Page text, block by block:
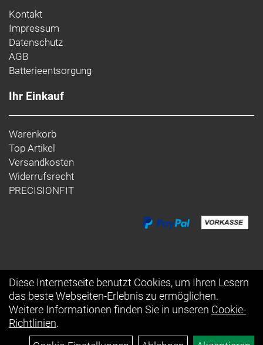
Kontakt
Impressum
Datenschutz
AGB
Batterieentsorgung
Ihr Einkauf
Warenkorb
Top Artikel
Versandkosten
Widerrufsrecht
PRECISIONFIT
Diese Internetseite benutzt Cookies, um Ihren Lesern
das beste Webseiten-Erlebnis zu ermöglichen.
Weitere Informationen finden Sie in unseren Cookie-
Richtlinien.
Auftrag widerrufen